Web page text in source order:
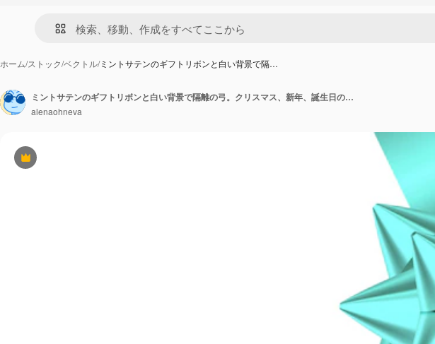
ホーム/ストック/ベクトル/ミントサテンのギフトリボンと白い背景で隔…
Premium
ミントサテンのギフトリボンと白い背景で隔離の弓。クリスマス、新年、誕生日の飾り。バナー、グリーティングカード、ポスターの現実的な装飾要素をベクトルします。
alenaohneva